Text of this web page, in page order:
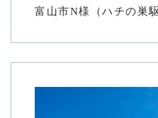
害虫・害獣の駆除
お問い合
お電話
富山市N様（ハチの巣